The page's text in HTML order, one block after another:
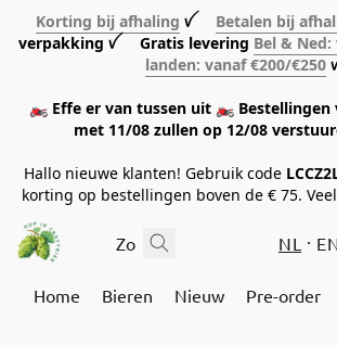
Korting bij afhaling ꪜ Betalen bij
verpakking ꪜ Gratis levering Bel & Ned:
landen: vanaf €200/€250
🏍️ Effe er van tussen uit 🏍️ Bestellingen
met 11/08 zullen op 12/08
Hallo nieuwe klanten! Gebruik code
korting op bestellingen boven de € 75.
NL
Home Bieren Nieuw Pre-order